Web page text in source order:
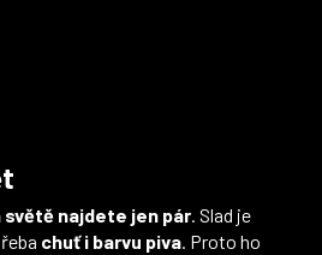
světě najdete jen pár. Slad je
chuť i barvu piva. Proto ho